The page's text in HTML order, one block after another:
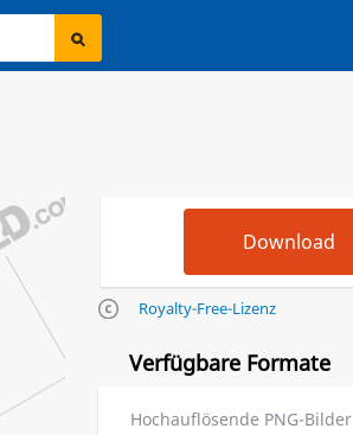
Royalty-Free-Lizenz
Verfügbare Formate
Hochauflösende PNG-Bilder